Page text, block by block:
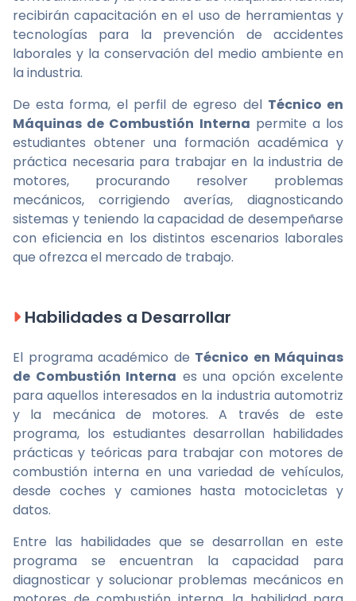
recibirán capacitación en el uso de herramientas y
tecnologías para la prevención de accidentes
laborales y la conservación del medio ambiente en
la industria.
De esta forma, el perfil de egreso del Técnico en
Máquinas de Combustión Interna permite a los
estudiantes obtener una formación académica y
práctica necesaria para trabajar en la industria de
motores, procurando resolver problemas
mecánicos, corrigiendo averías, diagnosticando
sistemas y teniendo la capacidad de desempeñarse
con eficiencia en los distintos escenarios laborales
que ofrezca el mercado de trabajo.
Habilidades a Desarrollar
El programa académico de Técnico en Máquinas
de Combustión Interna es una opción excelente
para aquellos interesados en la industria automotriz
y la mecánica de motores. A través de este
programa, los estudiantes desarrollan habilidades
prácticas y teóricas para trabajar con motores de
combustión interna en una variedad de vehículos,
desde coches y camiones hasta motocicletas y
datos.
Entre las habilidades que se desarrollan en este
programa se encuentran la capacidad para
diagnosticar y solucionar problemas mecánicos en